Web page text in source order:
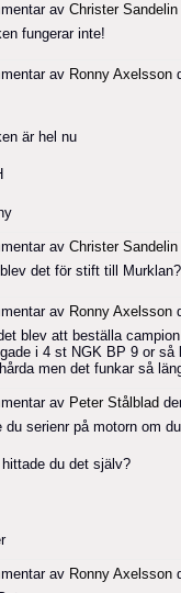
av Christer Sandelin
fungerar inte!
av Ronny Axelsson
är hel nu
av Christer Sandelin
det för stift till Murklan?
av Ronny Axelsson
blev att beställa
i 4 st NGK BP 9 or så
hårda men det funkar så
av Peter Stålblad
du serienr på motorn om
du det själv?
av Ronny Axelsson